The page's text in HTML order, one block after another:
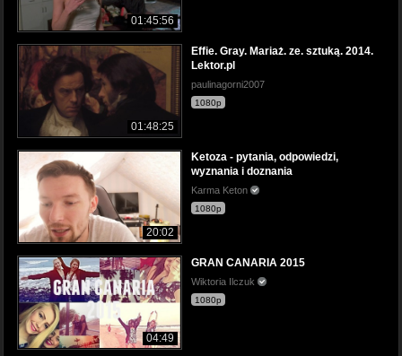
01:45:56
01:48:25
Effie. Gray. Mariaż. ze. sztuką. 2014.
Lektor.pl
paulinagorni2007
1080p
20:02
Ketoza - pytania, odpowiedzi,
wyznania i doznania
Karma Keton
1080p
04:49
GRAN CANARIA 2015
Wiktoria Ilczuk
1080p